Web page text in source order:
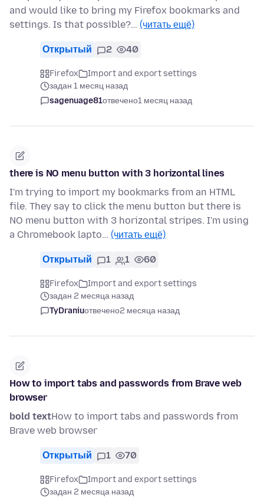
and would like to bring my Firefox bookmarks and
settings. Is that possible?… (читать ещё)
Открытый 2 40
Firefox
Import and export settings
задан 1 месяц назад
sagenuage81отвечено1 месяц назад
there is NO menu button with 3 horizontal lines
I'm trying to import my bookmarks from an HTML
file. They say to click the menu button but there is
NO menu button with 3 horizontal stripes. I'm using
a Chromebook lapto… (читать ещё)
Открытый 1 1 60
Firefox
Import and export settings
задан 2 месяца назад
TyDraniuотвечено2 месяца назад
How to import tabs and passwords from Brave web
browser
bold textHow to import tabs and passwords from
Brave web browser
Открытый 1 70
Firefox
Import and export settings
задан 2 месяца назад